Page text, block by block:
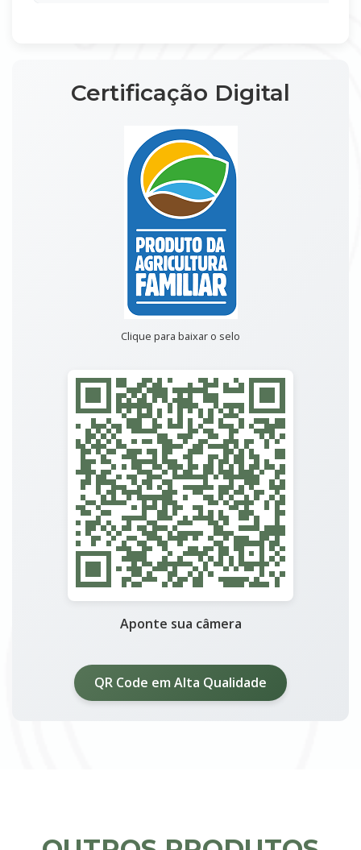
Certificação Digital
Clique para baixar o selo
Aponte sua câmera
QR Code em Alta Qualidade